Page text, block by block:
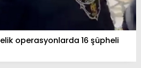
operasyonlarda 16 şüpheli